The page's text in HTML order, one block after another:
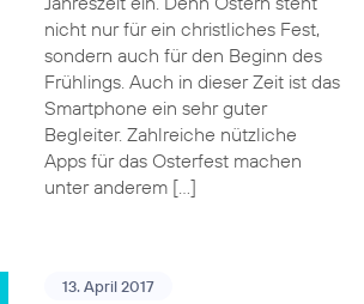
nicht nur für ein christliches Fest,
sondern auch für den Beginn des
Frühlings. Auch in dieser Zeit ist das
Smartphone ein sehr guter
Begleiter. Zahlreiche nützliche
Apps für das Osterfest machen
unter anderem […]
13. April 2017